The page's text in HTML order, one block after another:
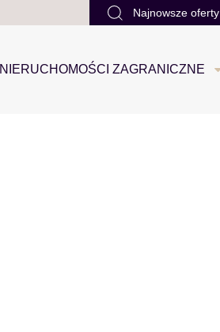
Najnowsze oferty
NIERUCHOMOŚCI ZAGRANICZNE